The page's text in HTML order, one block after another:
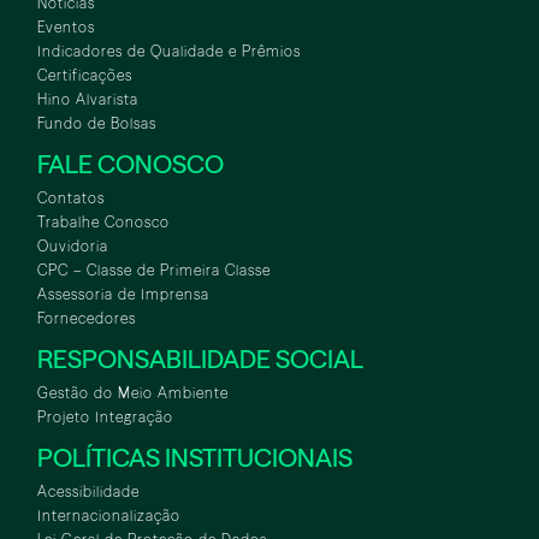
Eventos
Indicadores de Qualidade e Prêmios
Certificações
Hino Alvarista
Fundo de Bolsas
FALE CONOSCO
Contatos
Trabalhe Conosco
Ouvidoria
CPC – Classe de Primeira Classe
Assessoria de Imprensa
Fornecedores
RESPONSABILIDADE SOCIAL
Gestão do Meio Ambiente
Projeto Integração
POLÍTICAS INSTITUCIONAIS
Acessibilidade
Internacionalização